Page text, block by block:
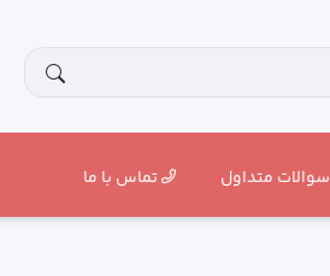
سوالات متداول تماس با ما